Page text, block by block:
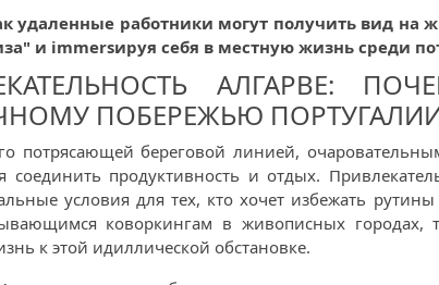
удаленные работники могут получить вид на
и immersируя себя в местную жизнь среди
АЛГАРВЕ:
ПОБЕРЕЖЬЮ
потрясающей береговой линией,
соединить продуктивность и отдых.
условия для тех, кто хочет избежать
коворкингам в живописных городах,
к этой идиллической обстановке.